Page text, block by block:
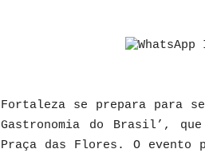
Fortaleza se prepara para
Gastronomia do Brasil’,
Praça das Flores. O evento